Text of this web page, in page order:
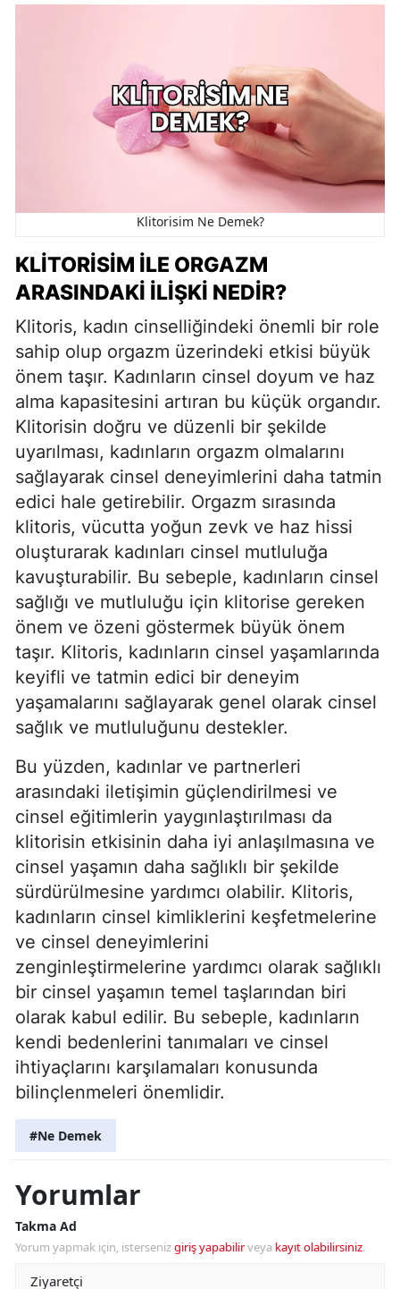
Klitorisim Ne Demek?
KLITORISIM İLE ORGAZM
ARASINDAKI İLIŞKI NEDIR?
Klitoris, kadın cinselliğindeki önemli bir role
sahip olup orgazm üzerindeki etkisi büyük
önem taşır. Kadınların cinsel doyum ve haz
alma kapasitesini artıran bu küçük organdır.
Klitorisin doğru ve düzenli bir şekilde
uyarılması, kadınların orgazm olmalarını
sağlayarak cinsel deneyimlerini daha tatmin
edici hale getirebilir. Orgazm sırasında
klitoris, vücutta yoğun zevk ve haz hissi
oluşturarak kadınları cinsel mutluluğa
kavuşturabilir. Bu sebeple, kadınların cinsel
sağlığı ve mutluluğu için klitorise gereken
önem ve özeni göstermek büyük önem
taşır. Klitoris, kadınların cinsel yaşamlarında
keyifli ve tatmin edici bir deneyim
yaşamalarını sağlayarak genel olarak cinsel
sağlık ve mutluluğunu destekler.
Bu yüzden, kadınlar ve partnerleri
arasındaki iletişimin güçlendirilmesi ve
cinsel eğitimlerin yaygınlaştırılması da
klitorisin etkisinin daha iyi anlaşılmasına ve
cinsel yaşamın daha sağlıklı bir şekilde
sürdürülmesine yardımcı olabilir. Klitoris,
kadınların cinsel kimliklerini keşfetmelerine
ve cinsel deneyimlerini
zenginleştirmelerine yardımcı olarak sağlıklı
bir cinsel yaşamın temel taşlarından biri
olarak kabul edilir. Bu sebeple, kadınların
kendi bedenlerini tanımaları ve cinsel
ihtiyaçlarını karşılamaları konusunda
bilinçlenmeleri önemlidir.
#Ne Demek
Yorumlar
Takma Ad
Yorum yapmak için, istersenizgiriş yapabilirveya kayıt olabilirsiniz.